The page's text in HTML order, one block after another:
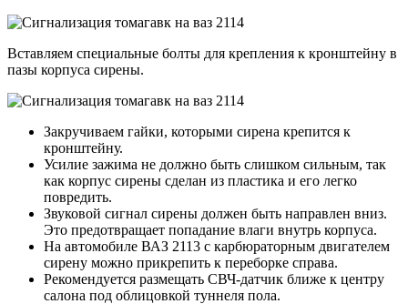
Вставляем специальные болты для крепления к кронштейну в
пазы корпуса сирены.
Закручиваем гайки, которыми сирена крепится к
кронштейну.
Усилие зажима не должно быть слишком сильным, так
как корпус сирены сделан из пластика и его легко
повредить.
Звуковой сигнал сирены должен быть направлен вниз.
Это предотвращает попадание влаги внутрь корпуса.
На автомобиле ВАЗ 2113 с карбюраторным двигателем
сирену можно прикрепить к переборке справа.
Рекомендуется размещать СВЧ-датчик ближе к центру
салона под облицовкой туннеля пола.